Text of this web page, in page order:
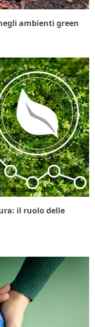
ambienti green
il ruolo delle